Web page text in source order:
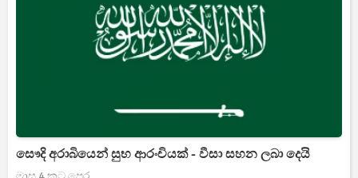
සෞදි අරාබියෙන් සුභ ආරංචියක් - වීසා සහන ලබා දෙයි